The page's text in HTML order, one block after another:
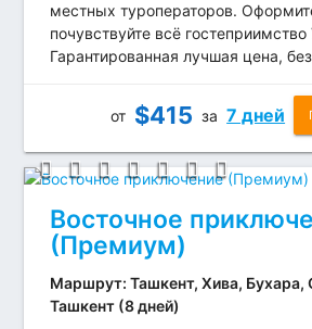
местных туроператоров.
почувствуйте всё гостеприимство
Гарантированная лучшая цена,
от $415 за 7 дней
Восточное
(Премиум)
Маршрут: Ташкент, Хива, Бухара,
Ташкент (8 дней)